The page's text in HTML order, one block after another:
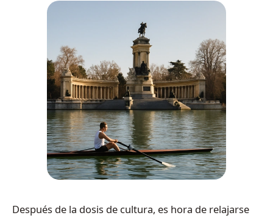
Después de la dosis de cultura, es hora de relajarse